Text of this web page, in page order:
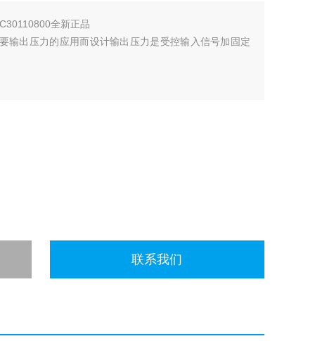
全新正品
输出压力的应用而设计输出压力是受控输入信号加固定
联系我们